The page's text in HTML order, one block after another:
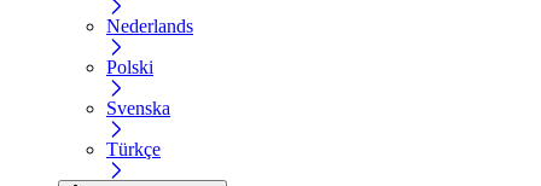
Nederlands
Polski
Svenska
Türkçe